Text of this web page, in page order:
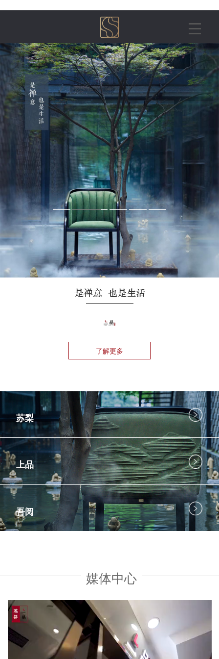
生活 美学 筑梦家
了解更多
是禅意 也是生活
了解更多
阅生活 悦自在
了解更多
阅生活 悦自在
了解更多
阅生活 悦自在
了解更多
苏梨
上品
吾阅
媒体中心